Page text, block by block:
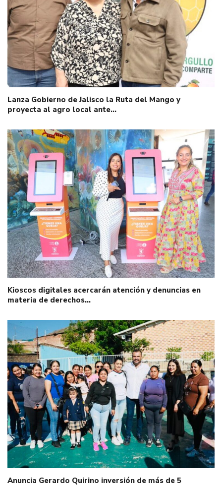
Lanza Gobierno de Jalisco la Ruta del Mango y
proyecta al agro local ante…
Kioscos digitales acercarán atención y denuncias en
materia de derechos…
Anuncia Gerardo Quirino inversión de más de 5